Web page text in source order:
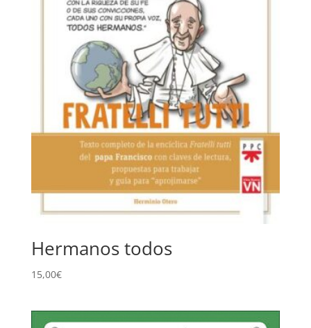
Hermanos todos
15,00€